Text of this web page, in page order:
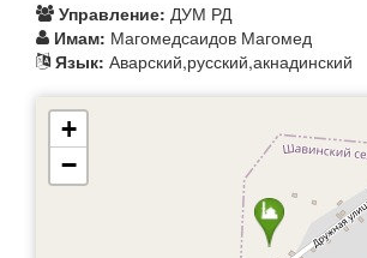
Управление: ДУМ РД
Имам: Магомедсаидов Магомед
Язык: Аварский,русский,акнадинский
+
−